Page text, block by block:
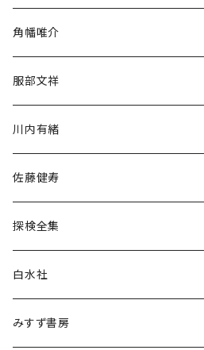
民族・風習
言語・ことば
角幡唯介
服部文祥
川内有緒
佐藤健寿
探検全集
白水社
みすず書房